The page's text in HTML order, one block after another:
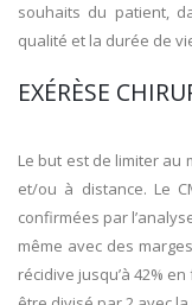
souhaits du patient,
qualité et la durée de
EXÉRÈSE
Le but est de limiter au
et/ou à distance. Le
confirmées par
même avec des
récidive jusqu’à 42%